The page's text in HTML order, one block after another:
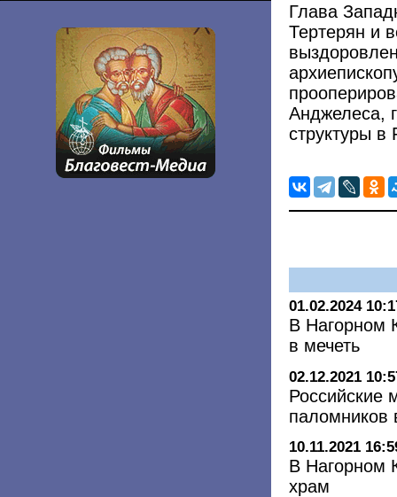
Глава
Тертерян и
Анджелеса,
структуры в
01.02.2024
В Нагорном
в мечеть
02.12.2021
Российские
паломников
10.11.2021
В Нагорном
храм